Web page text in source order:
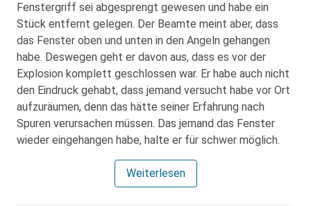
Fenstergriff sei abgesprengt gewesen und habe ein
Stück entfernt gelegen. Der Beamte meint aber, dass
das Fenster oben und unten in den Angeln gehangen
habe. Deswegen geht er davon aus, dass es vor der
Explosion komplett geschlossen war. Er habe auch nicht
den Eindruck gehabt, dass jemand versucht habe vor Ort
aufzuräumen, denn das hätte seiner Erfahrung nach
Spuren verursachen müssen. Das jemand das Fenster
wieder eingehangen habe, halte er für schwer möglich.
Weiterlesen